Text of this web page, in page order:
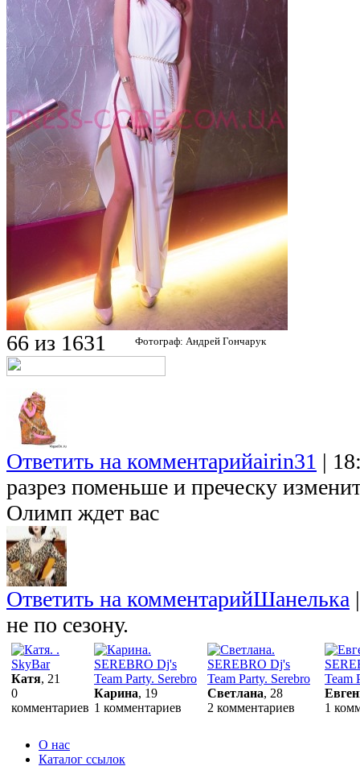
66 из 1631 Фотограф: Андрей Гончарук
Ответить на комментарийairin31 |
разрез поменьше и преческу
Олимп ждет вас
Ответить на комментарийШанелька |
не по сезону.
Катя, 21
0
комментариев
Карина, 19
1 комментариев
Светлана, 28
2 комментариев
1
О нас
Каталог ссылок